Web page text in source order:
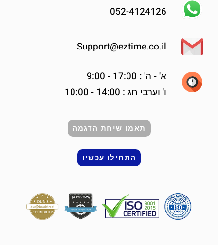
052-4124126
Support@eztime.co.il
א' - ה':
ו' וערבי חג : 14:00 - 10:00
תאמו שיחת הדגמה
התחילו עכשיו